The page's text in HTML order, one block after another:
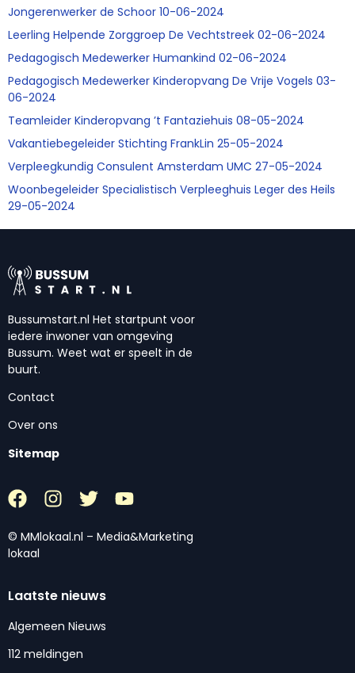
Jongerenwerker de Schoor 10-06-2024
Leerling Helpende Zorggroep De Vechtstreek 02-06-2024
Pedagogisch Medewerker Humankind 02-06-2024
Pedagogisch Medewerker Kinderopvang De Vrije Vogels 03-
06-2024
Teamleider Kinderopvang ’t Fantaziehuis 08-05-2024
Vakantiebegeleider Stichting FrankLin 25-05-2024
Verpleegkundig Consulent Amsterdam UMC 27-05-2024
Woonbegeleider Specialistisch Verpleeghuis Leger des Heils
29-05-2024
Bussumstart.nl Het startpunt voor
iedere inwoner van omgeving
Bussum. Weet wat er speelt in de
buurt.
Contact
Over ons
Sitemap
© MMlokaal.nl – Media&Marketing
lokaal
Laatste nieuws
Algemeen Nieuws
112 meldingen